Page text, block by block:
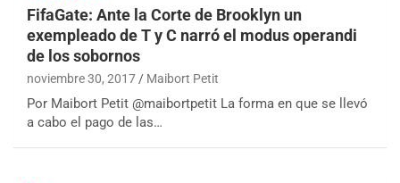
FifaGate: Ante la Corte de Brooklyn un
exempleado de T y C narró el modus operandi
de los sobornos
noviembre 30, 2017 Maibort Petit
Por Maibort Petit @maibortpetit La forma en que se llevó
a cabo el pago de las…